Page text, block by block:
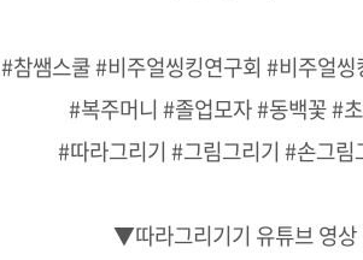
#참쌤스쿨 #비주얼씽킹연구회 #비주얼
#복주머니 #졸업모자 #동백꽃 #
#따라그리기 #그림그리기 #손그림
▼따라그리기기 유튜브 영상